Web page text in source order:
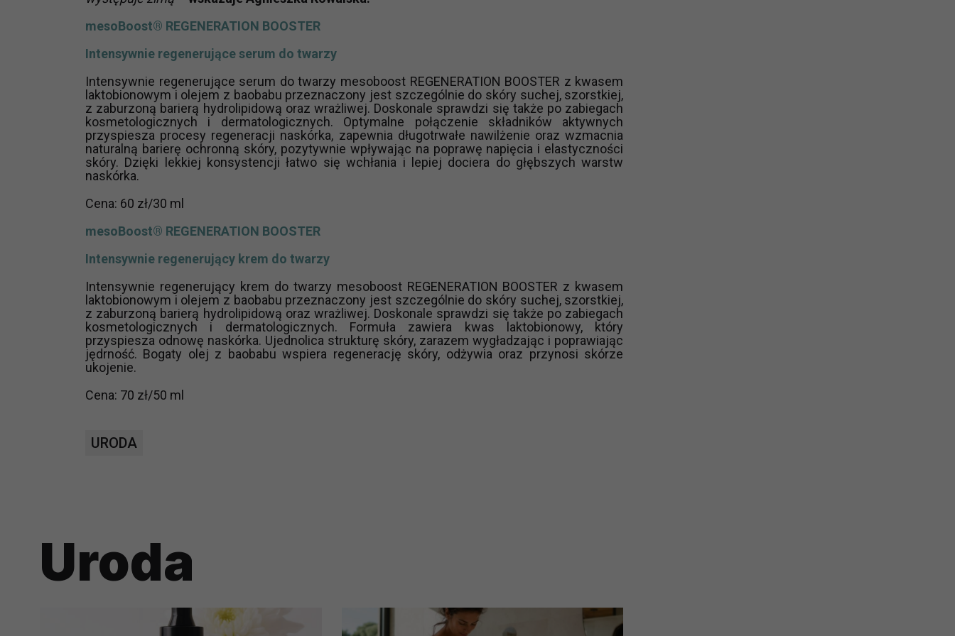
mesoBoost® REGENERATION BOOSTER
Intensywnie regenerujące serum do twarzy
Intensywnie regenerujące serum do twarzy mesoboost REGENERATION BOOSTER z kwasem
laktobionowym i olejem z baobabu przeznaczony jest szczególnie do skóry suchej, szorstkiej,
z zaburzoną barierą hydrolipidową oraz wrażliwej. Doskonale sprawdzi się także po zabiegach
kosmetologicznych i dermatologicznych. Optymalne połączenie składników aktywnych
przyspiesza procesy regeneracji naskórka, zapewnia długotrwałe nawilżenie oraz wzmacnia
naturalną barierę ochronną skóry, pozytywnie wpływając na poprawę napięcia i elastyczności
skóry. Dzięki lekkiej konsystencji łatwo się wchłania i lepiej dociera do głębszych warstw
naskórka.
Cena: 60 zł/30 ml
mesoBoost® REGENERATION BOOSTER
Intensywnie regenerujący krem do twarzy
Intensywnie regenerujący krem do twarzy mesoboost REGENERATION BOOSTER z kwasem
laktobionowym i olejem z baobabu przeznaczony jest szczególnie do skóry suchej, szorstkiej,
z zaburzoną barierą hydrolipidową oraz wrażliwej. Doskonale sprawdzi się także po zabiegach
kosmetologicznych i dermatologicznych. Formuła zawiera kwas laktobionowy, który
przyspiesza odnowę naskórka. Ujednolica strukturę skóry, zarazem wygładzając i poprawiając
jędrność. Bogaty olej z baobabu wspiera regenerację skóry, odżywia oraz przynosi skórze
ukojenie.
Cena: 70 zł/50 ml
URODA
Uroda
potrzebom
Zgodnie z obowiązującym prawem Twoje dane możemy przekazywać podmiotom przetwarzającym je na nasze zlecenie,
np. agencjom marketingowym, podwykonawcom naszych usług oraz podmiotom uprawnionym do uzyskania danych na podstawie
obowiązującego prawa np. sądy lub organy ścigania – oczywiście tylko gdy wystąpią z żądaniem w oparciu o stosowną podstawę
prawną. Pragniemy też wspomnieć, że na większości stron internetowych dane o ruchu użytkowników zbierane są przez naszych
Zaufanych parterów.
Jakie masz prawa w stosunku do Twoich danych?
także wycofać zgodę na przetwarzanie danych osobowych, zgłosić sprzeciw oraz skorzystać z innych praw wymienionych
Każde przetwarzanie Twoich danych musi być oparte na właściwej, zgodnej z obowiązującymi przepisami, podstawie prawnej.
Podstawą prawną przetwarzania Twoich danych w celu świadczenia usług, w tym dopasowywania ich do Twoich zainteresowań,
analizowania ich i udoskonalania oraz zapewniania ich bezpieczeństwa jest niezbędność do wykonania umów o ich świadczenie
(tymi umowami są zazwyczaj regulaminy lub podobne dokumenty dostępne w usługach, z których korzystasz). Taką podstawą
prawną dla pomiarów statystycznych i marketingu własnego administratorów jest tzw. uzasadniony interes administratora.
Przetwarzanie Twoich danych w celach marketingowych podmiotów trzecich będzie odbywać się na podstawie Twojej dobrowolnej